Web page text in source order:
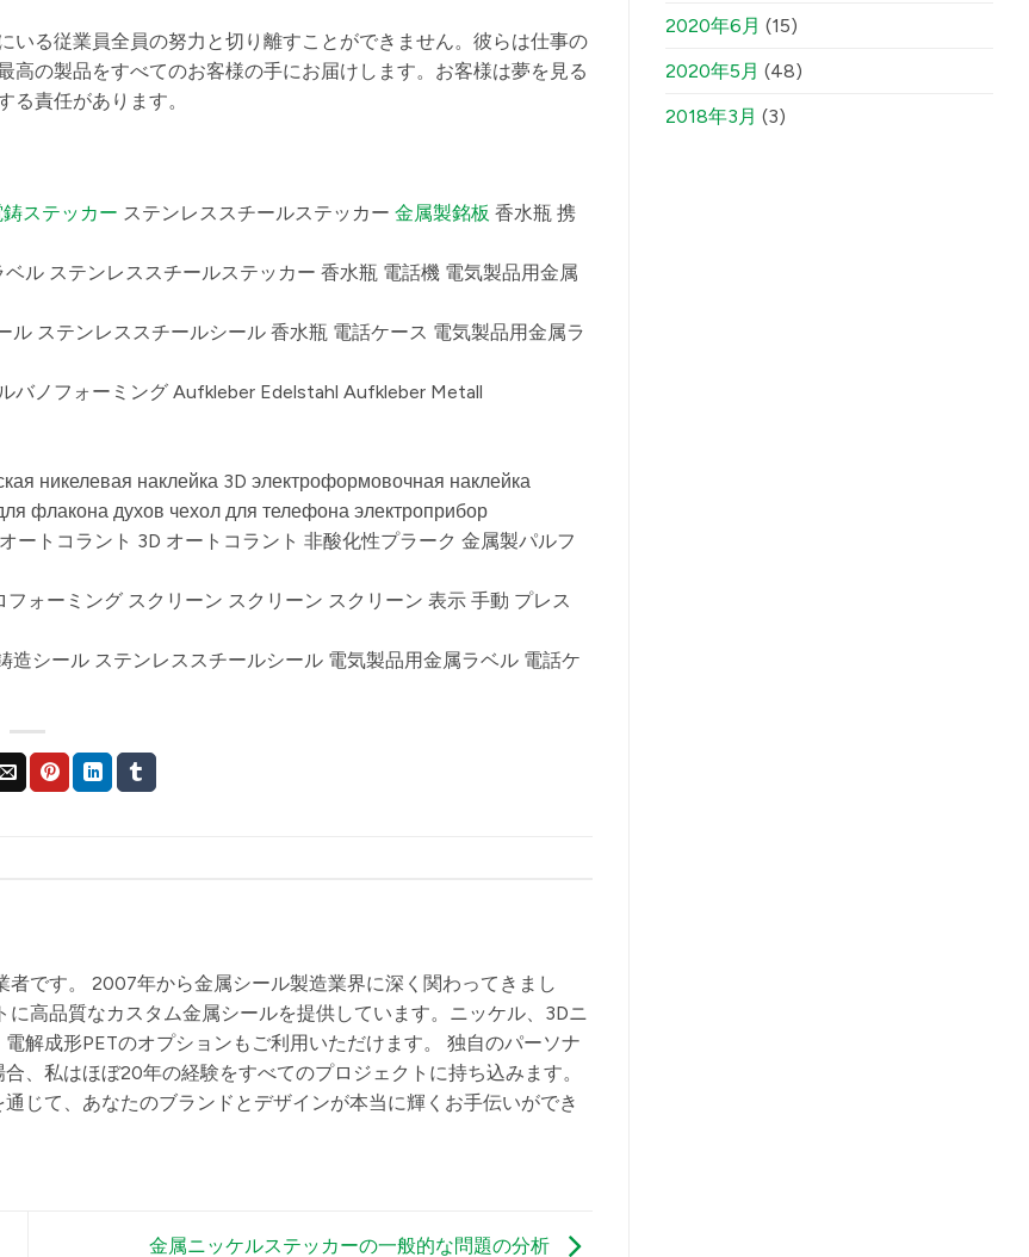
る従業員全員の努力と切り離すことができません。彼らは仕事の
の製品をすべてのお客様の手にお届けします。お客様は夢を見る
責任があります。
鋳ステッカー ステンレススチールステッカー 金属製銘板 香水瓶 携
ル ステンレススチールステッカー 香水瓶 電話機 電気製品用金属
ステンレススチールシール 香水瓶 電話ケース 電気製品用金属ラ
バノフォーミング Aufkleber Edelstahl Aufkleber Metall
никелевая наклейка 3D электроформовочная наклейка
флакона духов чехол для телефона электроприбор
トコラント 3D オートコラント 非酸化性プラーク 金属製パルフ
ォーミング スクリーン スクリーン スクリーン 表示 手動 プレス
シール ステンレススチールシール 電気製品用金属ラベル 電話ケ
です。 2007年から金属シール製造業界に深く関わってきまし
高品質なカスタム金属シールを提供しています。ニッケル、3Dニ
解成形PETのオプションもご利用いただけます。 独自のパーソナ
、私はほぼ20年の経験をすべてのプロジェクトに持ち込みます。
じて、あなたのブランドとデザインが本当に輝くお手伝いができ
金属ニッケルステッカーの一般的な問題の分析
2020年6月 (15)
2020年5月 (48)
2018年3月 (3)